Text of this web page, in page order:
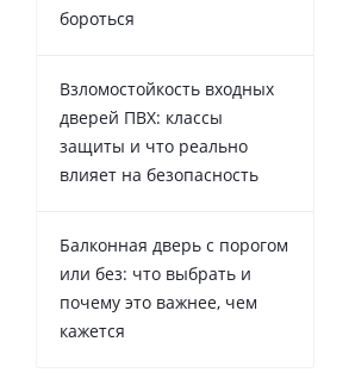
бороться
Взломостойкость входных
дверей ПВХ: классы
защиты и что реально
влияет на безопасность
Балконная дверь с порогом
или без: что выбрать и
почему это важнее, чем
кажется